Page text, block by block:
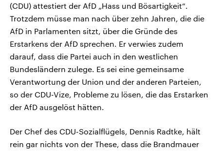
(CDU) attestiert der AfD „Hass und Bösartigkeit“.
Trotzdem müsse man nach über zehn Jahren, die die
AfD in Parlamenten sitzt, über die Gründe des
Erstarkens der AfD sprechen. Er verwies zudem
darauf, dass die Partei auch in den westlichen
Bundesländern zulege. Es sei eine gemeinsame
Verantwortung der Union und der anderen Parteien,
so der CDU-Vize, Probleme zu lösen, die das Erstarken
der AfD ausgelöst hätten.
Der Chef des CDU-Sozialflügels, Dennis Radtke, hält
rein gar nichts von der These, dass die Brandmauer